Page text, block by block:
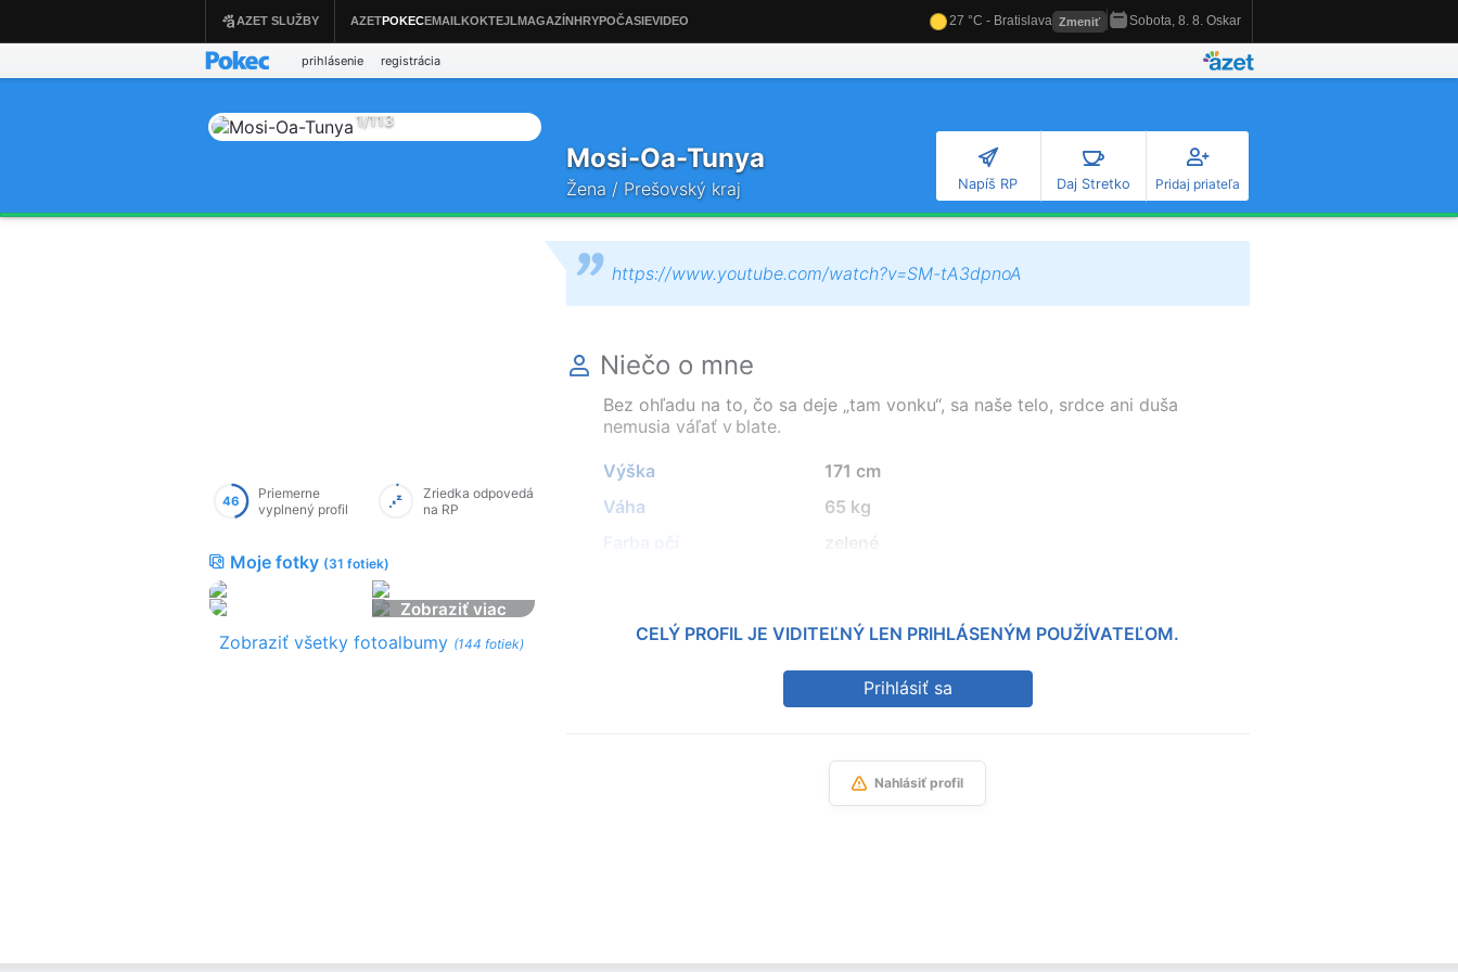
1/113
Mosi-Oa-Tunya
Žena / Prešovský kraj Napíš RP Daj Stretko Pridaj priateľa
46
Priemerne
vyplnený profil
Zriedka odpovedá
na RP
Moje fotky (31 fotiek)
Zobraziť viac
Zobraziť všetky fotoalbumy (144 fotiek)
https://www.youtube.com/watch?v=SM-tA3dpnoA
Niečo o mne
Bez ohľadu na to, čo sa deje „tam vonku“, sa naše telo, srdce ani duša
nemusia váľať v blate.
Výška
171 cm
Váha
65 kg
zelené
CELÝ PROFIL JE VIDITEĽNÝ LEN PRIHLÁSENÝM POUŽÍVATEĽOM.
Prihlásiť sa
Nahlásiť profil
prihlásenie registrácia